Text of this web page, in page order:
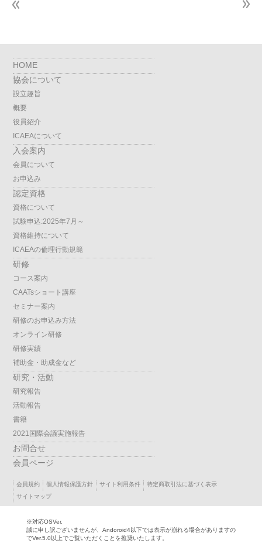
HOME
協会について
設立趣旨
概要
役員紹介
ICAEAについて
入会案内
会員について
お申込み
認定資格
資格について
試験申込:2025年7月～
資格維持について
ICAEAの倫理行動規範
研修
コース案内
CAATsショート講座
セミナー案内
研修のお申込み方法
オンライン研修
研修実績
補助金・助成金など
研究・活動
研究報告
活動報告
書籍
2021国際会議実施報告
お問合せ
会員ページ
会員規約 個人情報保護方針 サイト利用条件
特定商取引法に基づく表示
サイトマップ
※対応OSVer.
誠に申し訳ございませんが、Andoroid4以下では表示が崩れる場合がありますの
でVer.5.0以上でご覧いただくことを推奨いたします。